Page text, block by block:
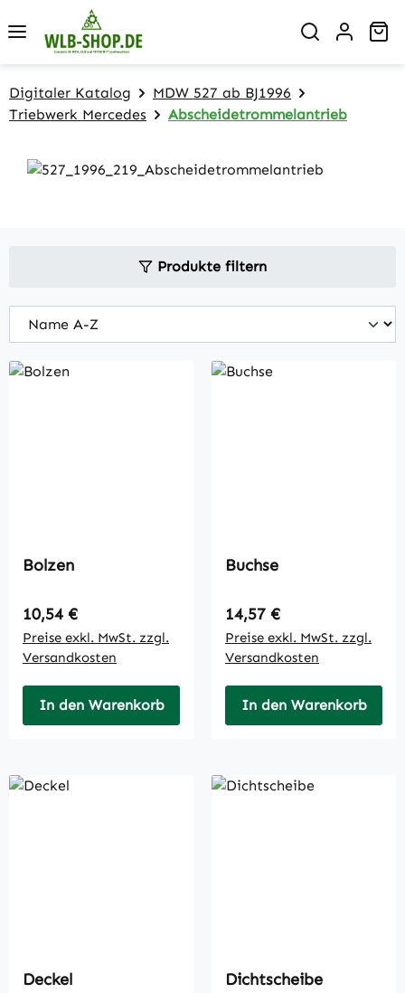
Zum Hauptinhalt springen
Digitaler Katalog
MDW 527 ab BJ1996
Triebwerk Mercedes
Abscheidetrommelantrieb
Produkte filtern
Bolzen
Regulärer Preis:
10,54 €
Preise exkl. MwSt. zzgl.
Versandkosten
In den Warenkorb
Buchse
Regulärer Preis:
14,57 €
Preise exkl. MwSt. zzgl.
Versandkosten
In den Warenkorb
Deckel Dichtscheibe